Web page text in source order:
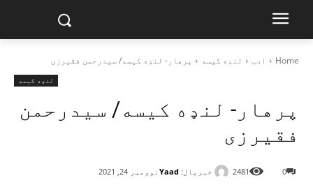
Home ادب لنډه کیسه پرهار- لنډه کيسه/ سیدرحمن فقيرزی
لنډه کیسه
پرهار- لنډه کيسه/ سیدرحمن
فقيرزی
خبریال: Yaad نوومبر 24, 2021 0
2481